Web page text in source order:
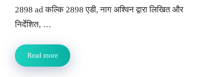
2898 ad कल्कि 2898 एडी, नाग अश्विन द्वारा लिखित और
निर्देशित, …
Read more